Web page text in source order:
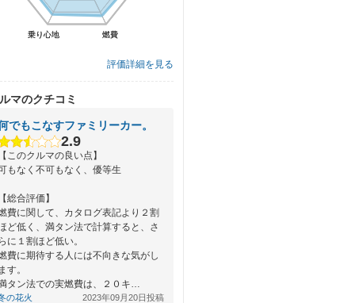
燃費
乗り心地 燃費
乗り心地
評価詳細を見る
マのクチコミ
でもこなすファミリーカー。
2.9
このクルマの良い点】
もなく不可もなく、優等生
総合評価】
費に関して、カタログ表記より２割
ど低く、満タン法で計算すると、さ
に１割ほど低い。
費に期待する人には不向きな気がし
す。
タン法での実燃費は、２０キ…
の花火 2023年09月20日投稿